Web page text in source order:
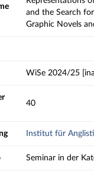
and the Search
Graphic Novels
WiSe 2024/25
40
Institut für
Seminar in der